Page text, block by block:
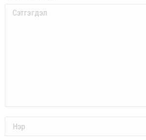
Comment